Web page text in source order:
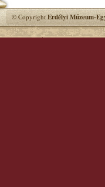
© CopyrightErdélyi Múzeum-